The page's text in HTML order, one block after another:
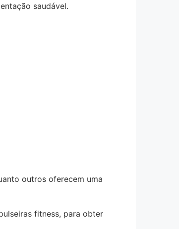
saudável.
outros oferecem uma
fitness, para obter